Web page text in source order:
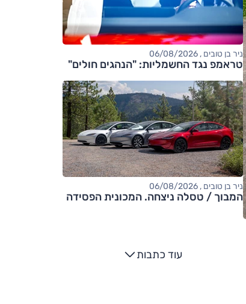
ניר בן טובים , 06/08/2026
טראמפ נגד החשמליות: "הנהגים חולים"
ניר בן טובים , 06/08/2026
המבוך / טסלה ניצחה. המכונית הפסידה
עוד כתבות